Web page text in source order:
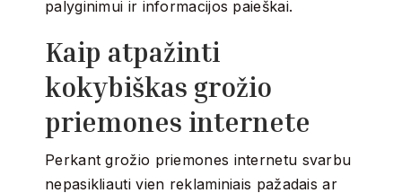
palyginimui ir informacijos paieškai.
Kaip atpažinti
kokybiškas grožio
priemones internete
Perkant grožio priemones internetu svarbu
nepasikliauti vien reklaminiais pažadais ar